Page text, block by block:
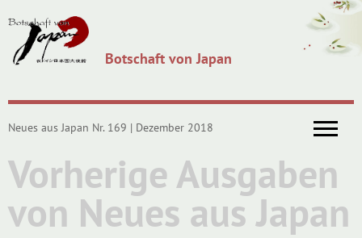
Botschaft von Japan
Neues aus Japan Nr. 169 | Dezember 2018
Vorherige Ausgaben
von Neues aus Japan